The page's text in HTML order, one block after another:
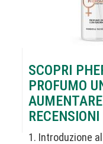
SCOPRI
PROFUMO
1. Introduzione